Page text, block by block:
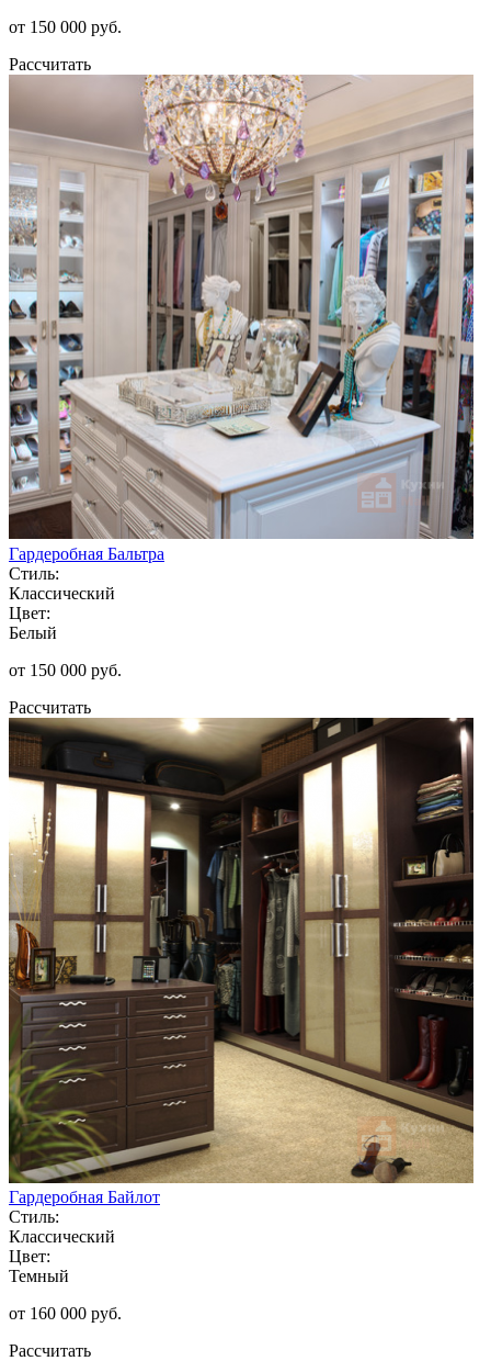
от 150 000 руб.
Рассчитать
Гардеробная Бальтра
Стиль:
Классический
Цвет:
Белый
от 150 000 руб.
Рассчитать
Гардеробная Байлот
Стиль:
Классический
Цвет:
Темный
от 160 000 руб.
Рассчитать